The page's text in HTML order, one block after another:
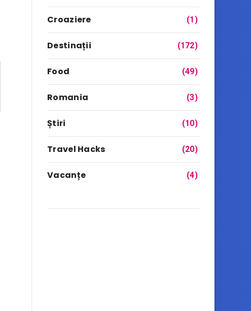
Croaziere (1)
Destinații (172)
Food (49)
Romania (3)
Știri (10)
Travel Hacks (20)
Vacanțe (4)